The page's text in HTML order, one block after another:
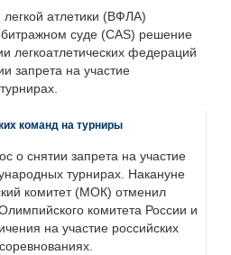
атлетики (ВФЛА)
суде (CAS) решение
легкоатлетических федераций
запрета на участие
команд на турниры
о снятии запрета на участие
турнирах. Накануне
комитет (МОК) отменил
комитета России и
на участие российских